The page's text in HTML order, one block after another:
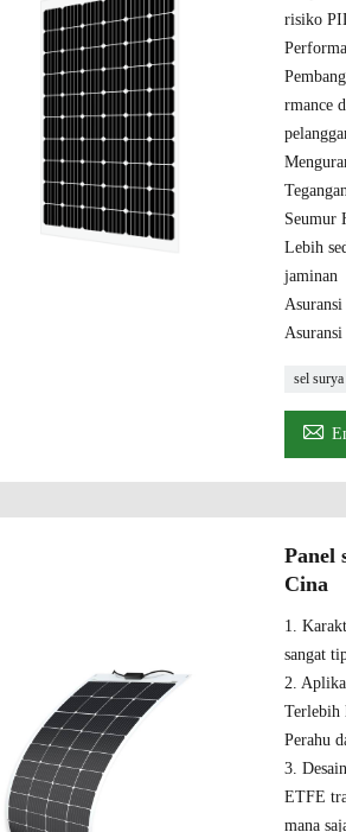
risiko
rmance
Seumur
Lebih
jaminan
sel

Panel
Cina
1.
sangat
2.
Terlebih
Perahu
3.
ETFE
mana